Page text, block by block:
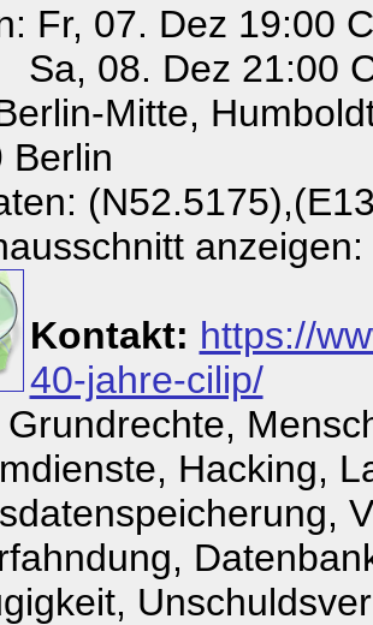
Fr, 07. Dez 19:00
Sa, 08. Dez 21:00
Mitte,
Berlin
anzeigen:
Kontakt: https://
40-jahre-cilip/
Grundrechte,
Hacking,